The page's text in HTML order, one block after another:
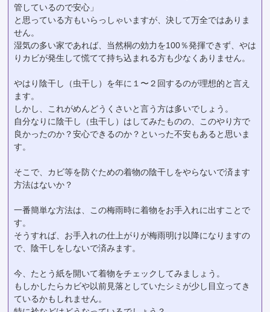
管しているので安心」
と思っている方もいらっしゃいますが、決して万全ではありま
せん。
湿気の多い家であれば、当然桐の効力を100％発揮できず、やは
りカビが発生して慌てて持ち込まれる方も少なくありません。
やはり陰干し（虫干し）を年に１〜２回するのが理想的と言え
ます。
しかし、これがめんどうくさいと言う方は多いでしょう。
自分なりに陰干し（虫干し）はしてみたものの、このやり方で
良かったのか？安心できるのか？といった不安もあると思いま
す。
そこで、カビ等を防ぐための着物の陰干しをやらないで済ます
方法はないか？
一番簡単な方法は、この梅雨時に着物をお手入れに出すことで
す。
そうすれば、お手入れの仕上がりが梅雨明け以降になりますの
で、陰干しをしないで済みます。
今、たとう紙を開いて着物をチェックしてみましょう。
もしかしたらカビや以前見落としていたシミが少し目立ってき
ているかもしれません。